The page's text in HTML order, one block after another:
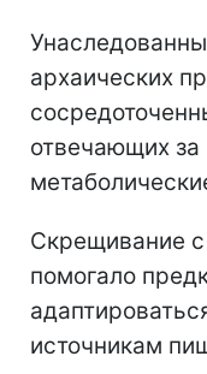
архаических
отвечающих
Скрещивание
помогало
источникам